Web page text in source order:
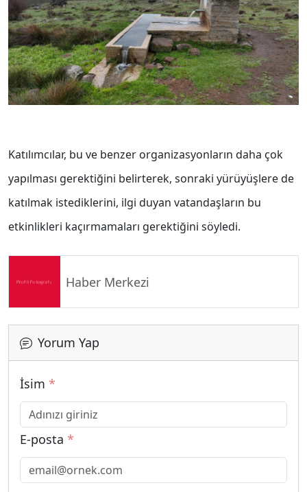
Katılımcılar, bu ve benzer organizasyonların daha çok
yapılması gerektiğini belirterek, sonraki yürüyüşlere de
katılmak istediklerini, ilgi duyan vatandaşların bu
etkinlikleri kaçırmamaları gerektiğini söyledi.
Haber Merkezi
Yorum Yap
İsim *
E-posta *